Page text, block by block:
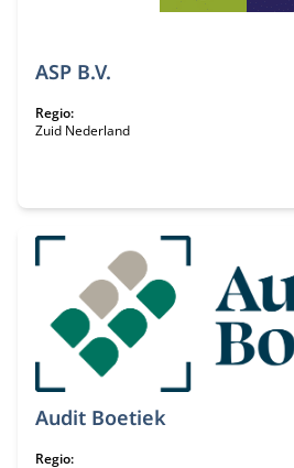
ASP B.V.
Regio:
Zuid Nederland
Audit Boetiek
Regio: